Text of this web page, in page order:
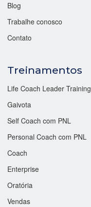
Blog
Trabalhe conosco
Contato
Treinamentos
Life Coach Leader Training
Gaivota
Self Coach com PNL
Personal Coach com PNL
Coach
Enterprise
Oratória
Vendas